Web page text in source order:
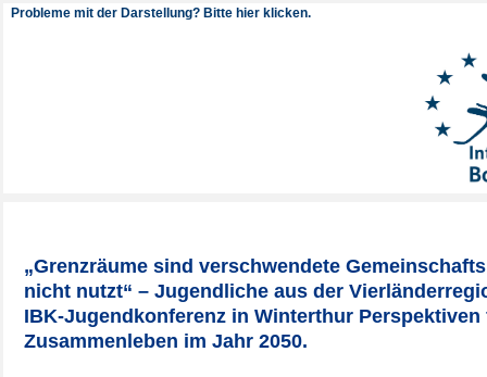
Probleme mit der Darstellung? Bitte hier klicken.
„Grenzräume sind verschwendete
nicht nutzt“ – Jugendliche aus der
IBK-Jugendkonferenz in Winterthur Perspektiven
Zusammenleben im Jahr 2050.